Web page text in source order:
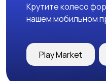
Крутите колесо
нашем мобильном
Play Market